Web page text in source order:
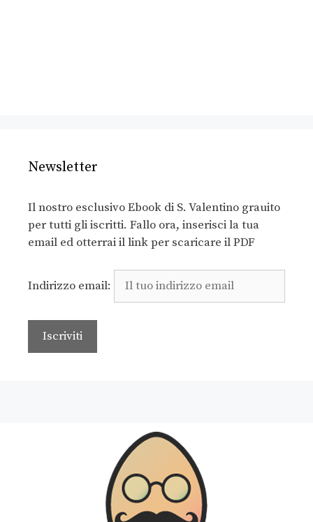
Newsletter
Il nostro esclusivo Ebook di S. Valentino grauito
per tutti gli iscritti. Fallo ora, inserisci la tua
email ed otterrai il link per scaricare il PDF
Indirizzo email: